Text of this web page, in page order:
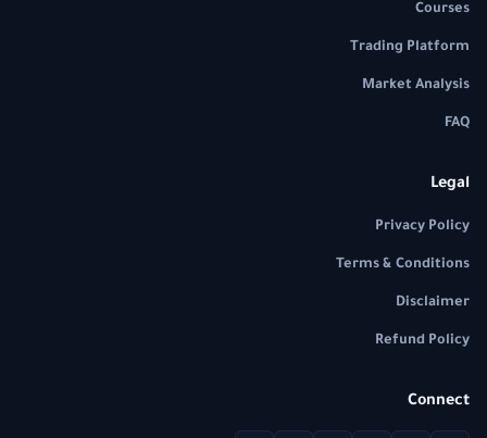
Courses
Trading Platform
Market Analysis
FAQ
Legal
Privacy Policy
Terms & Conditions
Disclaimer
Refund Policy
Connect